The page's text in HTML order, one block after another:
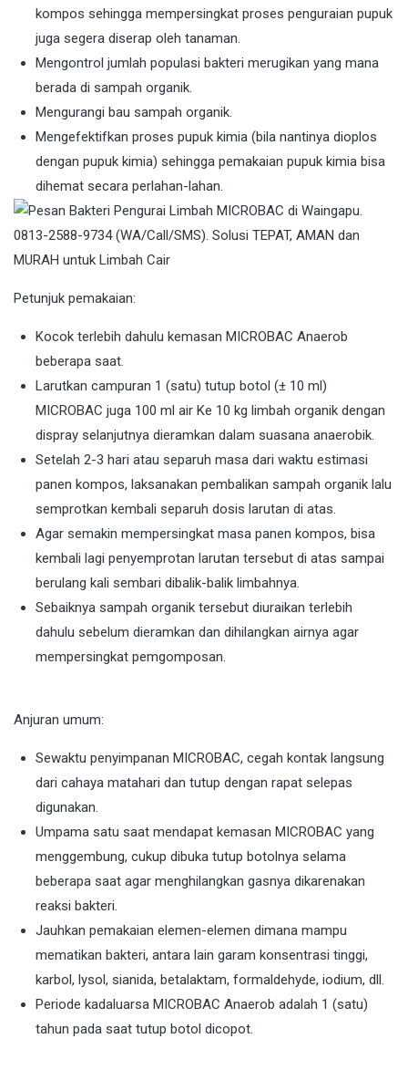
kompos sehingga mempersingkat proses penguraian pupuk
juga segera diserap oleh tanaman.
Mengontrol jumlah populasi bakteri merugikan yang mana
berada di sampah organik.
Mengurangi bau sampah organik.
Mengefektifkan proses pupuk kimia (bila nantinya dioplos
dengan pupuk kimia) sehingga pemakaian pupuk kimia bisa
dihemat secara perlahan-lahan.
Petunjuk pemakaian:
Kocok terlebih dahulu kemasan MICROBAC Anaerob
beberapa saat.
Larutkan campuran 1 (satu) tutup botol (± 10 ml)
MICROBAC juga 100 ml air Ke 10 kg limbah organik dengan
dispray selanjutnya dieramkan dalam suasana anaerobik.
Setelah 2-3 hari atau separuh masa dari waktu estimasi
panen kompos, laksanakan pembalikan sampah organik lalu
semprotkan kembali separuh dosis larutan di atas.
Agar semakin mempersingkat masa panen kompos, bisa
kembali lagi penyemprotan larutan tersebut di atas sampai
berulang kali sembari dibalik-balik limbahnya.
Sebaiknya sampah organik tersebut diuraikan terlebih
dahulu sebelum dieramkan dan dihilangkan airnya agar
mempersingkat pemgomposan.
Anjuran umum:
Sewaktu penyimpanan MICROBAC, cegah kontak langsung
dari cahaya matahari dan tutup dengan rapat selepas
digunakan.
Umpama satu saat mendapat kemasan MICROBAC yang
menggembung, cukup dibuka tutup botolnya selama
beberapa saat agar menghilangkan gasnya dikarenakan
reaksi bakteri.
Jauhkan pemakaian elemen-elemen dimana mampu
mematikan bakteri, antara lain garam konsentrasi tinggi,
karbol, lysol, sianida, betalaktam, formaldehyde, iodium, dll.
Periode kadaluarsa MICROBAC Anaerob adalah 1 (satu)
tahun pada saat tutup botol dicopot.